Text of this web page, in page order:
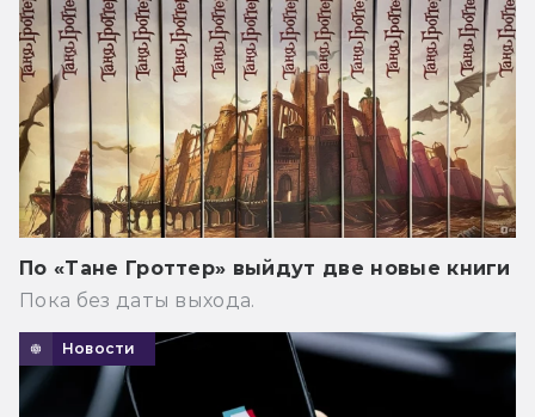
По «Тане Гроттер» выйдут две новые книги
Пока без даты выхода.
Новости